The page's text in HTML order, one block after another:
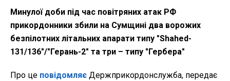
Минулої доби під час повітряних атак РФ
прикордонники збили на Сумщині два ворожих
безпілотних літальних апарати типу "Shahed-
131/136"/"Герань-2" та три – типу "Гербера"
Про це повідомляє Держприкордонслужба, передає